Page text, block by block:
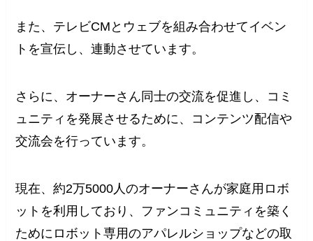
また、テレビCMとウェブを組み合わせてイベン
トを宣伝し、連動させています。
さらに、オーナーさん同士の交流を促進し、コミ
ュニティを発展させるために、コンテンツ配信や
交流会を行っています。
現在、約2万5000人のオーナーさんが家庭用ロボ
ットを利用しており、ファンコミュニティを築く
ためにロボット専用のアパレルショップなどの取